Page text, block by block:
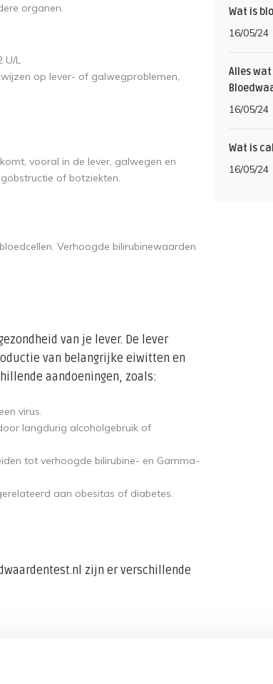
organen.
L
op lever- of galwegproblemen,
vooral in de lever, galwegen en
of botziekten.
Verhoogde bilirubinewaarden
van je lever. De lever
van belangrijke eiwitten en
aandoeningen, zoals:
virus.
langdurig alcoholgebruik of
tot verhoogde bilirubine- en Gamma-
aan obesitas of diabetes.
zijn er verschillende
overzicht te krijgen van de
Wat is
16/05/24
Alles
16/05/24
Wat is
16/05/24